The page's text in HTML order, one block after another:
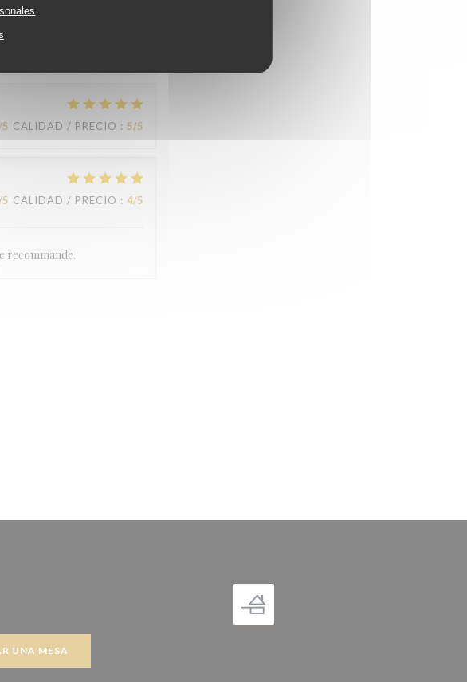
CALIDAD / PRECIO : 5/5
CALIDAD / PRECIO : 4/5
recommande.
UNA MESA